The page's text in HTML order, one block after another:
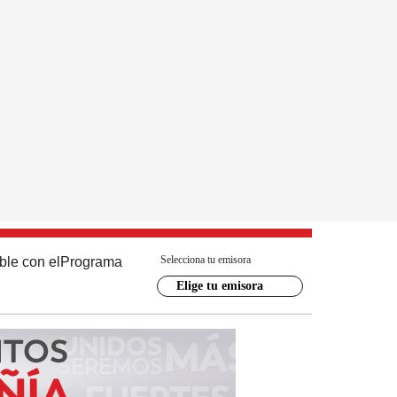
con el Programa Selecciona tu emisora
Elige tu emisora